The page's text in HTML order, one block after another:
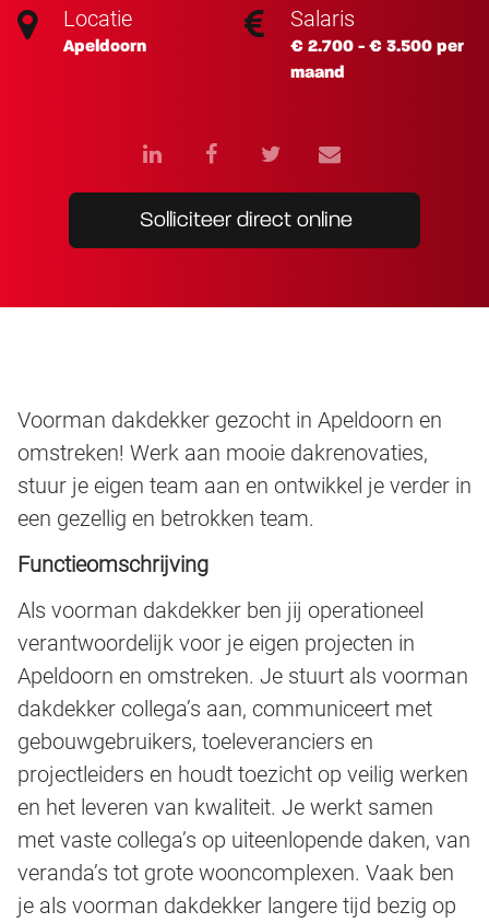
Locatie
Apeldoorn
Salaris
€ 2.700 - € 3.500 per
maand
Solliciteer direct online
Voorman dakdekker gezocht in Apeldoorn en
omstreken! Werk aan mooie dakrenovaties,
stuur je eigen team aan en ontwikkel je verder in
een gezellig en betrokken team.
Functieomschrijving
Als voorman dakdekker ben jij operationeel
verantwoordelijk voor je eigen projecten in
Apeldoorn en omstreken. Je stuurt als voorman
dakdekker collega’s aan, communiceert met
gebouwgebruikers, toeleveranciers en
projectleiders en houdt toezicht op veilig werken
en het leveren van kwaliteit. Je werkt samen
met vaste collega’s op uiteenlopende daken, van
veranda’s tot grote wooncomplexen. Vaak ben
je als voorman dakdekker langere tijd bezig op